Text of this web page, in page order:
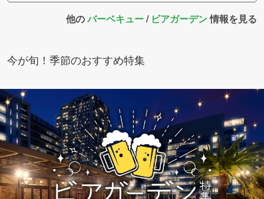
他のバーベキュー/ ビアガーデン情報を見る
今が旬！季節のおすすめ特集